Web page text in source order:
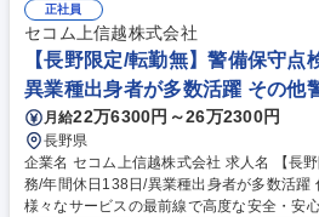
ンサーなどの機械が正常に動作するよう点
キルによって、多岐にわたる職種（営業、
登用の道もございます。 募集職種 【新潟限定/転勤無】警備保守点検業務/
年間休日138日/異業種出身者が多数活躍
正社員
セコム上信越株式会社
【長野限定/転勤無】警備保守
異業種出身者が多数活躍 その他
月給22万6300円～26万2300円
長野県
企業名 セコム上信越株式会社 求人名 【長野限定/転勤無】警備保守点検業
務/年間休日138日/異業種出身者が多数活躍 仕事の内容 セコムグループの
様々なサービスの最前線で高度な安全・安